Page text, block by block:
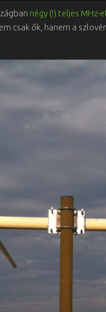
négy (!) teljes MHz-
csak ők, hanem a